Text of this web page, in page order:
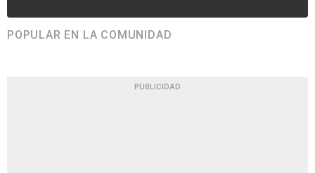
POPULAR EN LA COMUNIDAD
PUBLICIDAD